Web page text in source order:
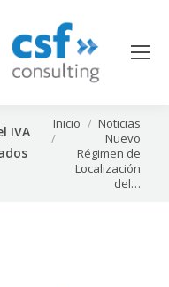
IVA
Estás aquí:
Inicio
Noticias
Nuevo
Régimen de
Localización
del…